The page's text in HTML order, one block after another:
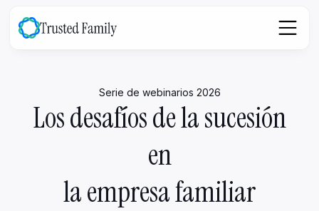
Serie de webinarios 2026
Los desafíos de la sucesión
en
la empresa familiar